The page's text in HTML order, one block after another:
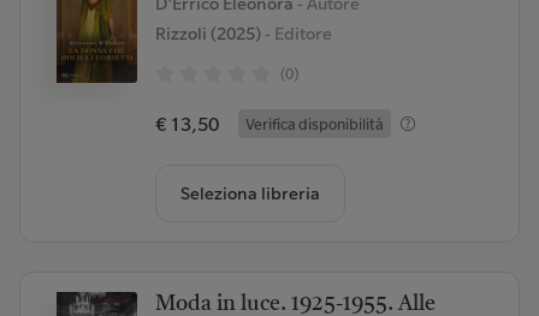
Rizzoli (2025)- Editore
(0)
€ 13,50 Verifica disponibilità
Seleziona libreria
Moda in luce. 1925-1955. Alle